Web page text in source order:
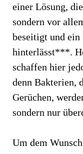
einer Lösung,
sondern vor
beseitigt und
hinterlässt***.
schaffen hier
denn Bakterien,
Gerüchen,
sondern nur
Um dem